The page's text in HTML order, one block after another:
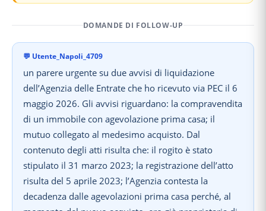
DOMANDE DI FOLLOW-UP
💬 Utente_Napoli_4709
un parere urgente su due avvisi di liquidazione
dell’Agenzia delle Entrate che ho ricevuto via PEC il 6
maggio 2026. Gli avvisi riguardano: la compravendita
di un immobile con agevolazione prima casa; il
mutuo collegato al medesimo acquisto. Dal
contenuto degli atti risulta che: il rogito è stato
stipulato il 31 marzo 2023; la registrazione dell’atto
risulta del 5 aprile 2023; l’Agenzia contesta la
decadenza dalle agevolazioni prima casa perché, al